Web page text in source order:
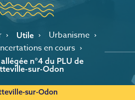
Utile
Urbanisme
en cours
n°4 du PLU de
sur-Odon
sur-Odon